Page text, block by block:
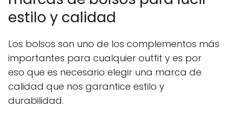
estilo y calidad
Los bolsos son uno de los complementos más
importantes para cualquier outfit y es por
eso que es necesario elegir una marca de
calidad que nos garantice estilo y
durabilidad.